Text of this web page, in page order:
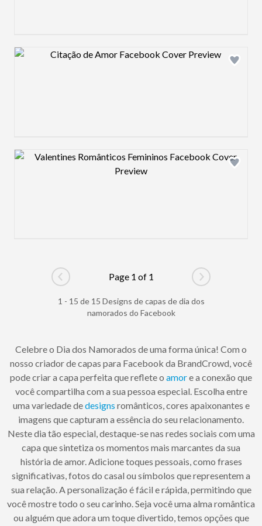
Design preview image
Design preview image
Go to previous page
Page 1 of 1
Go to next
1 - 15 de 15 Designs de capas de dia dos
namorados do Facebook
Celebre o Dia dos Namorados de uma forma única! Com o
nosso criador de capas para Facebook da BrandCrowd, você
pode criar a capa perfeita que reflete o amore a conexão que
você compartilha com a sua pessoa especial. Escolha entre
uma variedade dedesigns românticos, cores apaixonantes e
imagens que capturam a essência do seu relacionamento.
Neste dia tão especial, destaque-se nas redes sociais com uma
capa que sintetiza os momentos mais marcantes da sua
história de amor. Adicione toques pessoais, como frases
significativas, fotos do casal ou símbolos que representem a
sua relação. A personalização é fácil e rápida, permitindo que
você mostre todo o seu carinho. Seja você uma alma romântica
ou alguém que adora um toque divertido, temos opções que